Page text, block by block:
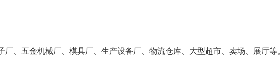
、五金机械厂、模具厂、生产设备厂、物流仓库、大型超市、卖场、展厅等